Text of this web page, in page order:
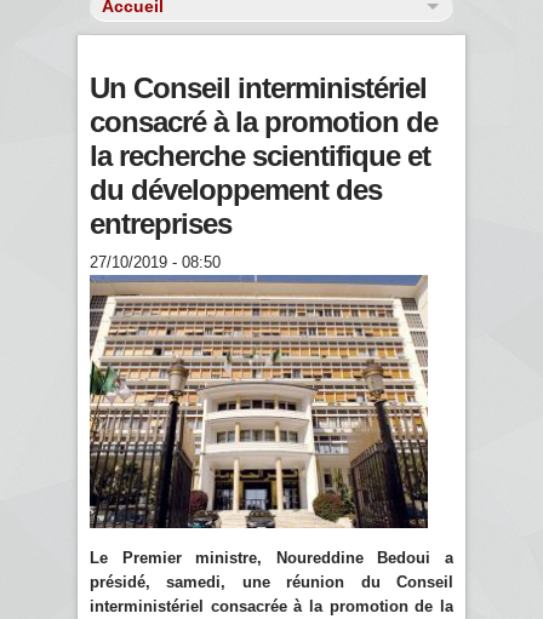
Un Conseil interministériel
consacré à la promotion de
la recherche scientifique et
du développement des
entreprises
27/10/2019 - 08:50
Le Premier ministre, Noureddine Bedoui a
présidé, samedi, une réunion du Conseil
interministériel consacrée à la promotion de la